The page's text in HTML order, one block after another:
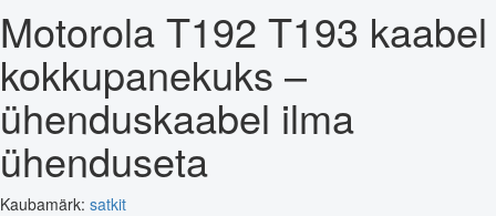
Motorola T192 T193 kaabel
kokkupanekuks –
ühenduskaabel ilma
ühenduseta
Kaubamärk: satkit